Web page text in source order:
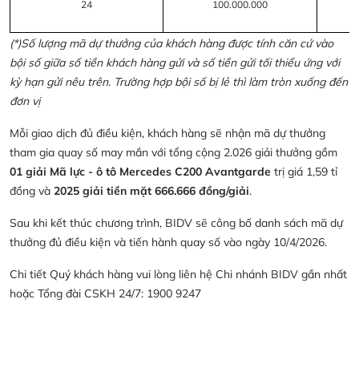
24 100.000.000
(*)Số lượng mã dự thưởng của khách hàng được tính căn cứ vào
bội số giữa số tiền khách hàng gửi và số tiền gửi tối thiểu ứng với
kỳ hạn gửi nêu trên. Trường hợp bội số bị lẻ thì làm tròn xuống đến
đơn vị
Mỗi giao dịch đủ điều kiện, khách hàng sẽ nhận mã dự thưởng
tham gia quay số may mắn với tổng cộng 2.026 giải thưởng gồm
01 giải Mã lực - ô tô Mercedes C200 Avantgarde trị giá 1,59 tỉ
đồng và 2025 giải tiền mặt 666.666 đồng/giải.
Sau khi kết thúc chương trình, BIDV sẽ công bố danh sách mã dự
thưởng đủ điều kiện và tiến hành quay số vào ngày 10/4/2026.
Chi tiết Quý khách hàng vui lòng liên hệ Chi nhánh BIDV gần nhất
hoặc Tổng đài CSKH 24/7: 1900 9247